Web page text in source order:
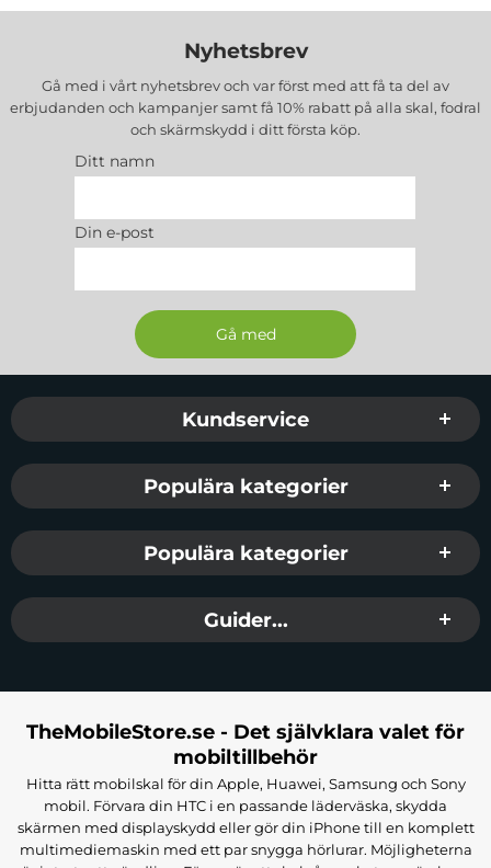
Nyhetsbrev
Gå med i vårt nyhetsbrev och var först med att få ta del av
erbjudanden och kampanjer samt få 10% rabatt på alla skal, fodral
och skärmskydd i ditt första köp.
Ditt namn
Din e-post
Sidfot Blandad info och länkar
Kundservice
Populära kategorier
Populära kategorier
Guider...
TheMobileStore.se - Det självklara valet för
mobiltillbehör
Hitta rätt mobilskal för din Apple, Huawei, Samsung och Sony
mobil. Förvara din HTC i en passande läderväska, skydda
skärmen med displayskydd eller gör din iPhone till en komplett
multimediemaskin med ett par snygga hörlurar. Möjligheterna